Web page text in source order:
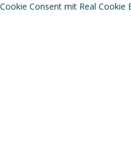
Cookie Consent mit Real Cookie